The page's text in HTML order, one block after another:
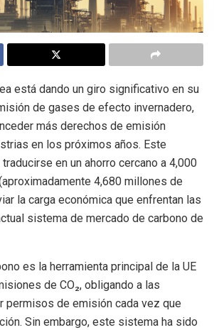
está dando un giro significativo en su
de gases de efecto invernadero,
más derechos de emisión
en los próximos años. Este
en un ahorro cercano a 4,000
4,680 millones de
la carga económica que enfrentan las
sistema de mercado de carbono de
es la herramienta principal de la UE
de CO₂, obligando a las
permisos de emisión cada vez que
Sin embargo, este sistema ha sido